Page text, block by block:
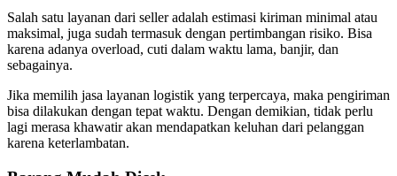
Salah satu layanan dari seller adalah estimasi kiriman minimal atau
maksimal, juga sudah termasuk dengan pertimbangan risiko. Bisa
karena adanya overload, cuti dalam waktu lama, banjir, dan
sebagainya.
Jika memilih jasa layanan logistik yang terpercaya, maka pengiriman
bisa dilakukan dengan tepat waktu. Dengan demikian, tidak perlu
lagi merasa khawatir akan mendapatkan keluhan dari pelanggan
karena keterlambatan.